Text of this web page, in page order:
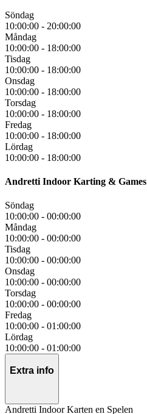
Söndag
10:00:00 - 20:00:00
Måndag
10:00:00 - 18:00:00
Tisdag
10:00:00 - 18:00:00
Onsdag
10:00:00 - 18:00:00
Torsdag
10:00:00 - 18:00:00
Fredag
10:00:00 - 18:00:00
Lördag
10:00:00 - 18:00:00
Andretti Indoor Karting & Games
Söndag
10:00:00 - 00:00:00
Måndag
10:00:00 - 00:00:00
Tisdag
10:00:00 - 00:00:00
Onsdag
10:00:00 - 00:00:00
Torsdag
10:00:00 - 00:00:00
Fredag
10:00:00 - 01:00:00
Lördag
10:00:00 - 01:00:00
Extra info
Andretti Indoor Karten en Spelen